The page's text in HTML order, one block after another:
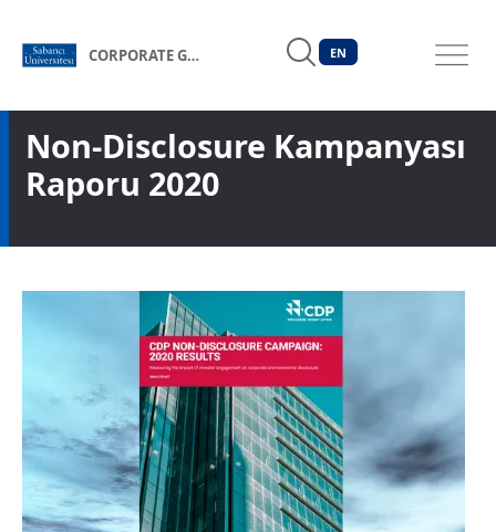
CORPORATE GOVERNANCE FORUM OF TÜRKİYE EN
Non-Disclosure Kampanyası
Raporu 2020